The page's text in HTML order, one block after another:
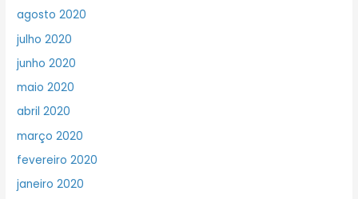
agosto 2020
julho 2020
junho 2020
maio 2020
abril 2020
março 2020
fevereiro 2020
janeiro 2020